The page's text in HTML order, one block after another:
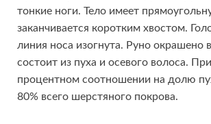
тонкие ноги. Тело имеет
заканчивается коротким хвостом.
линия носа изогнута. Руно окрашено
состоит из пуха и осевого волоса.
процентном соотношении на долю
80% всего шерстяного покрова.